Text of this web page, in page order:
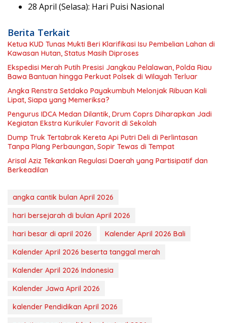
28 April (Selasa): Hari Puisi Nasional
Berita Terkait
Ketua KUD Tunas Mukti Beri Klarifikasi Isu Pembelian Lahan di
Kawasan Hutan, Status Masih Diproses
Ekspedisi Merah Putih Presisi Jangkau Pelalawan, Polda Riau
Bawa Bantuan hingga Perkuat Polsek di Wilayah Terluar
Angka Renstra Setdako Payakumbuh Melonjak Ribuan Kali
Lipat, Siapa yang Memeriksa?
Pengurus IDCA Medan Dilantik, Drum Coprs Diharapkan Jadi
Kegiatan Ekstra Kurikuler Favorit di Sekolah
Dump Truk Tertabrak Kereta Api Putri Deli di Perlintasan
Tanpa Plang Perbaungan, Sopir Tewas di Tempat
Arisal Aziz Tekankan Regulasi Daerah yang Partisipatif dan
Berkeadilan
angka cantik bulan April 2026
hari bersejarah di bulan April 2026
hari besar di april 2026
Kalender April 2026 Bali
Kalender April 2026 beserta tanggal merah
Kalender April 2026 Indonesia
Kalender Jawa April 2026
kalender Pendidikan April 2026